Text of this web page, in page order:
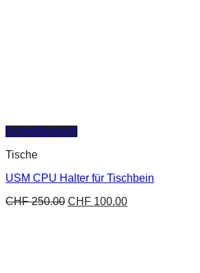
Schnellansicht
Tische
USM CPU Halter für Tischbein
CHF250.00 CHF 100.00